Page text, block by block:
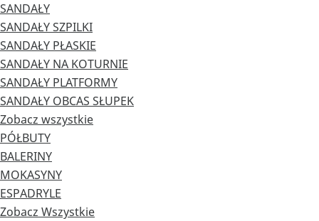
SANDAŁY
SANDAŁY SZPILKI
SANDAŁY PŁASKIE
SANDAŁY NA KOTURNIE
SANDAŁY PLATFORMY
SANDAŁY OBCAS SŁUPEK
Zobacz wszystkie
PÓŁBUTY
BALERINY
MOKASYNY
ESPADRYLE
Zobacz Wszystkie